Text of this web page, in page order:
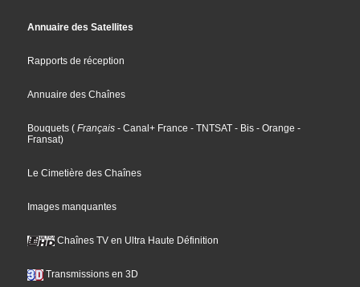
Annuaire des Satellites
Rapports de réception
Annuaire des Chaînes
Bouquets ( Français - Canal+ France - TNTSAT - Bis - Orange -
Fransat)
Le Cimetière des Chaînes
Images manquantes
Chaînes TV en Ultra Haute Définition
Transmissions en 3D